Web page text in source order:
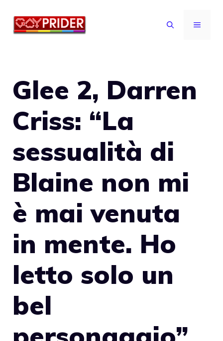
MENU
Glee 2, Darren
Criss: “La
sessualità di
Blaine non mi
è mai venuta
in mente. Ho
letto solo un
bel